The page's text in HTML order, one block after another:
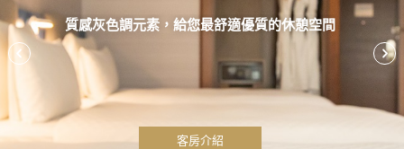
Previous Next
質感灰色調元素，給您最舒適優質的休憩空間
客房介紹